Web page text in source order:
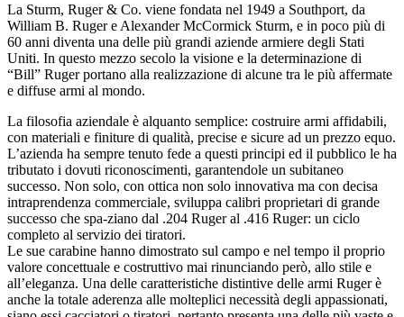
La Sturm, Ruger & Co. viene fondata nel 1949 a Southport, da
William B. Ruger e Alexander McCormick Sturm, e in poco più di
60 anni diventa una delle più grandi aziende armiere degli Stati
Uniti. In questo mezzo secolo la visione e la determinazione di
“Bill” Ruger portano alla realizzazione di alcune tra le più affermate
e diffuse armi al mondo.
La filosofia aziendale è alquanto semplice: costruire armi affidabili,
con materiali e finiture di qualità, precise e sicure ad un prezzo equo.
L’azienda ha sempre tenuto fede a questi principi ed il pubblico le ha
tributato i dovuti riconoscimenti, garantendole un subitaneo
successo. Non solo, con ottica non solo innovativa ma con decisa
intraprendenza commerciale, sviluppa calibri proprietari di grande
successo che spa-ziano dal .204 Ruger al .416 Ruger: un ciclo
completo al servizio dei tiratori.
Le sue carabine hanno dimostrato sul campo e nel tempo il proprio
valore concettuale e costruttivo mai rinunciando però, allo stile e
all’eleganza. Una delle caratteristiche distintive delle armi Ruger è
anche la totale aderenza alle molteplici necessità degli appassionati,